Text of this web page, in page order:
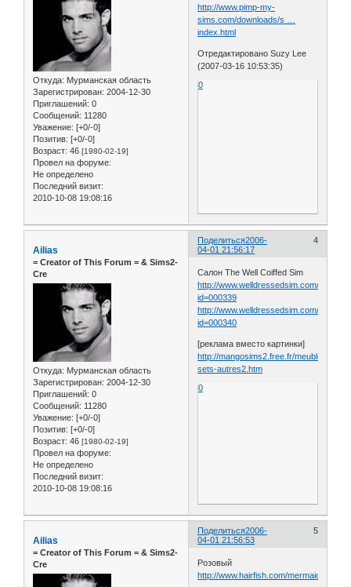
Откуда: Мурманская область
Зарегистрирован: 2004-12-30
Приглашений: 0
Сообщений: 11280
Уважение: [+0/-0]
Позитив: [+0/-0]
Возраст: 46 [1980-02-19]
Провел на форуме:
Не определено
Последний визит:
2010-10-08 19:08:16
http://www.pimp-my-
sims.com/downloads/s …
index.html
Отредактировано Suzy Lee
(2007-03-16 10:53:35)
0
Поделиться 4
2006-
04-01 21:56:17
Ailias
= Сreator of This Forum = & Sims2-
Cre
Откуда: Мурманская область
Зарегистрирован: 2004-12-30
Приглашений: 0
Сообщений: 11280
Уважение: [+0/-0]
Позитив: [+0/-0]
Возраст: 46 [1980-02-19]
Провел на форуме:
Не определено
Последний визит:
2010-10-08 19:08:16
Салон The Well Coiffed Sim
http://www.welldressedsim.com/
id=000339
http://www.welldressedsim.com/
id=000340
[реклама вместо картинки]
http://mangosims2.free.fr/meubles-
sets-autres2.htm
0
Поделиться 5
2006-
04-01 21:56:53
Ailias
= Сreator of This Forum = & Sims2-
Cre
Розовый
http://www.hairfish.com/mermaidcove/